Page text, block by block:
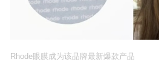
Rhode眼膜成为该品牌最新爆款产品